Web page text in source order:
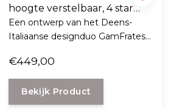
hoogte verstelbaar, 4 star
swivel met wielen
Een ontwerp van het Deens-
Italiaanse designduo GamFratesi
Chair is er voor uw thuiskantoor
of formele werkruimte.
€449,00
Bekijk Product